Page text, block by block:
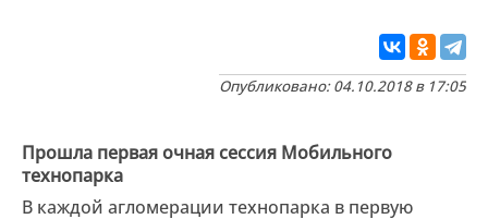
Опубликовано: 04.10.2018 в 17:05
Прошла первая очная сессия Мобильного
технопарка
В каждой агломерации технопарка в первую